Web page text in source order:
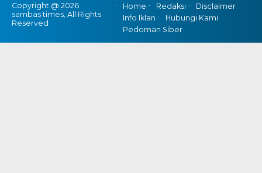
Copyright @ 2026
sambas times, All Rights
Reserved
Home Redaksi
Disclaimer
Info Iklan
Hubungi Kami
Pedoman Siber